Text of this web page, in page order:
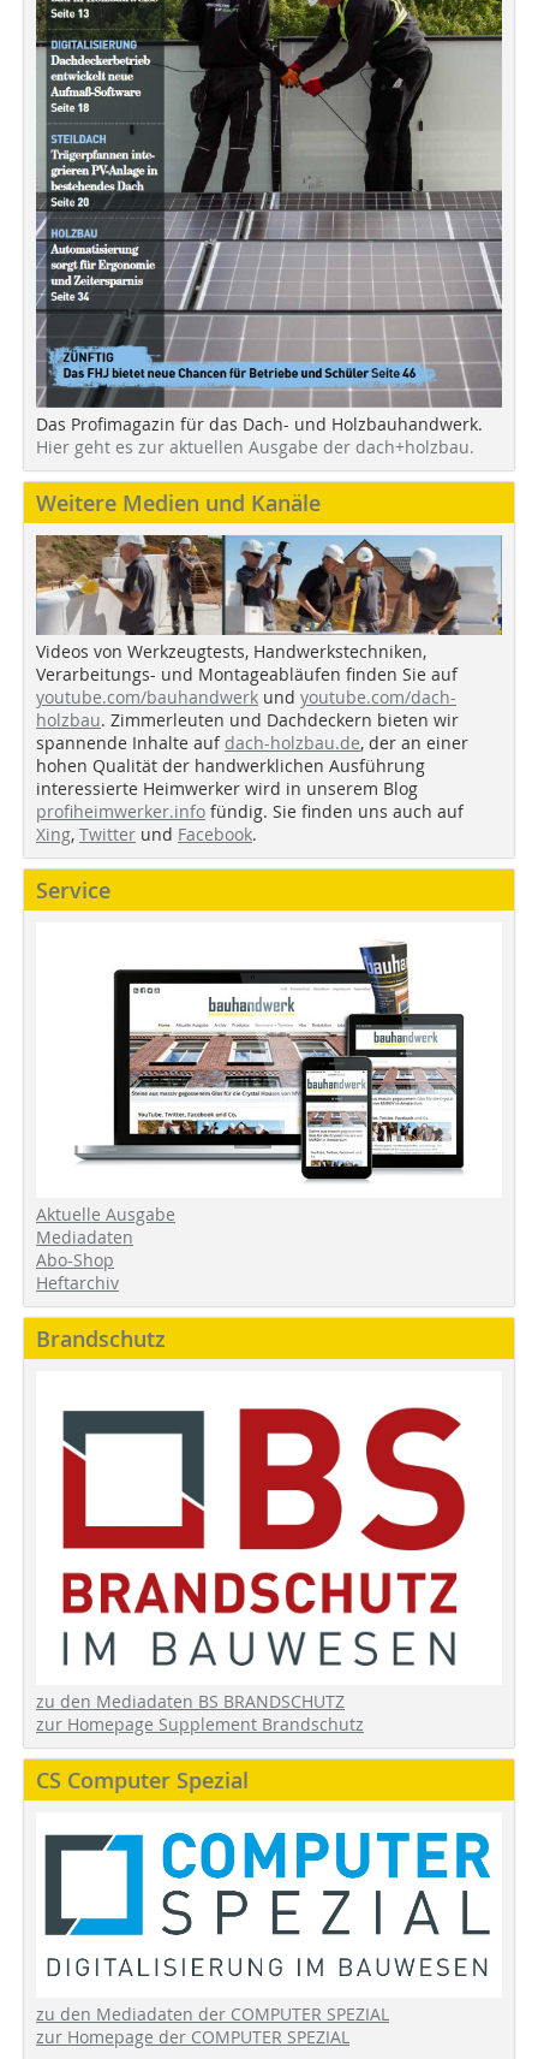
Das Profimagazin für das Dach- und Holzbauhandwerk.
Hier geht es zur aktuellen Ausgabe der dach+holzbau.
Weitere Medien und Kanäle
Videos von Werkzeugtests, Handwerkstechniken,
Verarbeitungs- und Montageabläufen finden Sie auf
youtube.com/bauhandwerk und youtube.com/dach-
holzbau. Zimmerleuten und Dachdeckern bieten wir
spannende Inhalte auf dach-holzbau.de, der an einer
hohen Qualität der handwerklichen Ausführung
interessierte Heimwerker wird in unserem Blog
profiheimwerker.info fündig. Sie finden uns auch auf
Xing, Twitter und Facebook.
Service
Aktuelle Ausgabe
Mediadaten
Abo-Shop
Heftarchiv
Brandschutz
zu den Mediadaten BS BRANDSCHUTZ
zur Homepage Supplement Brandschutz
CS Computer Spezial
zu den Mediadaten der COMPUTER SPEZIAL
zur Homepage der COMPUTER SPEZIAL